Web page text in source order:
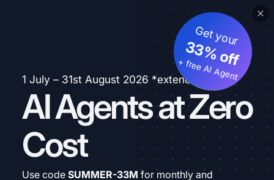
1 July – 31st August 2026 *extended
AI Agents at Zero
Cost
Get your
33% off
+ free AI Agent
Use code SUMMER-33M for monthly and